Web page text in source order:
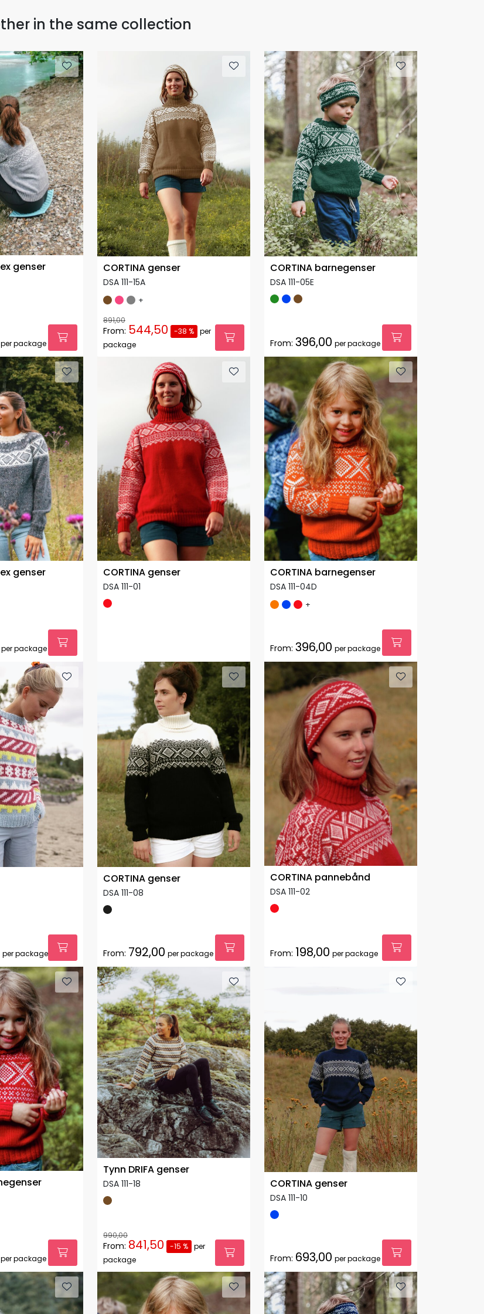
in the same collection
genser
per package
CORTINA genser
DSA 111-15A
+
891,00
From: 544,50 -38 % per
package
CORTINA barnegenser
DSA 111-05E
From: 396,00 per package
genser
per package
CORTINA genser
DSA 111-01
CORTINA barnegenser
DSA 111-04D
+
From: 396,00 per package
per package
CORTINA genser
DSA 111-08
From: 792,00 per package
CORTINA pannebånd
DSA 111-02
From: 198,00 per package
per package
Tynn DRIFA genser
DSA 111-18
990,00
From: 841,50 -15 % per
package
CORTINA genser
DSA 111-10
From: 693,00 per package